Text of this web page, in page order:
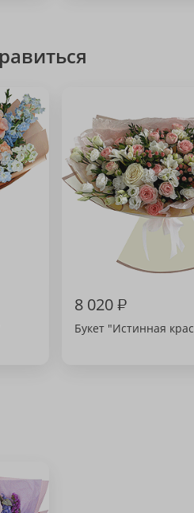
8 020₽
Букет "Истинная